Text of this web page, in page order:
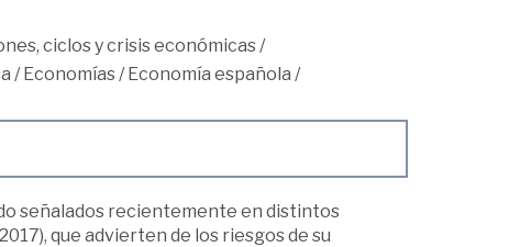
ciclos y crisis económicas/
/Economías/Economía española /
señalados recientemente en distintos
que advierten de los riesgos de su